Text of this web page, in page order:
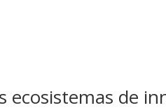
ecosistemas de